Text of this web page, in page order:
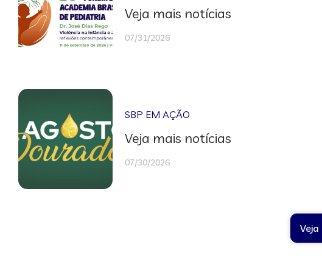
Veja mais notícias
07/31/2026
SBP EM AÇÃO
Veja mais notícias
07/30/2026